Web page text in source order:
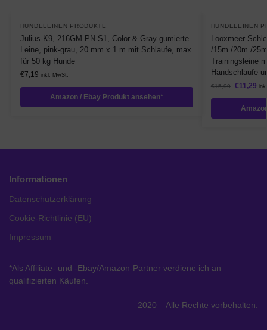
HUNDELEINEN PRODUKTE
Julius-K9, 216GM-PN-S1, Color & Gray gumierte
Leine, pink-grau, 20 mm x 1 m mit Schlaufe, max
für 50 kg Hunde
€7,19 inkl. MwSt.
Amazon / Ebay Produkt ansehen*
HUNDELEINEN
Looxmeer
/15m /20m /
Trainingsleine
Handschlaufe
€15,99 €11,29
Informationen
Datenschutzerklärung
Cookie-Richtlinie (EU)
Impressum
*Als Affiliate- und -Ebay/Amazon-Partner verdiene ich an
qualifizierten Käufen.
2020 – Alle Rechte vorbehalten.